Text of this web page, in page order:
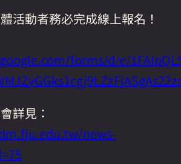
活動者務必完成線上報名！
forms/d/e/
詳見：
news-